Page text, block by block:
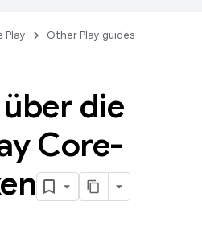
Play Other Play guides
die
Core-